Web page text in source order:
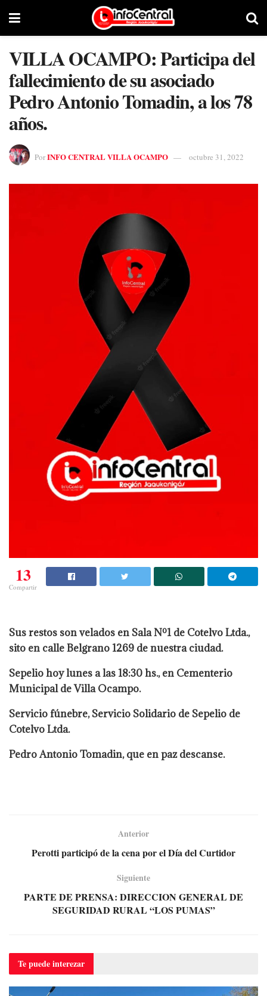
VILLA OCAMPO: Participa del
fallecimiento de su asociado
Pedro Antonio Tomadin, a los 78
años.
PorINFO CENTRAL VILLA OCAMPO octubre 31, 2022
13
Compartir
Sus restos son velados en Sala Nº1 de Cotelvo Ltda.,
sito en calle Belgrano 1269 de nuestra ciudad.
Sepelio hoy lunes a las 18:30 hs., en Cementerio
Municipal de Villa Ocampo.
Servicio fúnebre, Servicio Solidario de Sepelio de
Cotelvo Ltda.
Pedro Antonio Tomadin, que en paz descanse.
Anterior
Perotti participó de la cena por el Día del Curtidor
Siguiente
PARTE DE PRENSA: DIRECCION GENERAL DE
SEGURIDAD RURAL “LOS PUMAS”
Te puedeinterezar